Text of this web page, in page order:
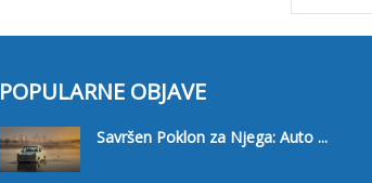
POPULARNE OBJAVE
Savršen Poklon za Njega: Auto ...